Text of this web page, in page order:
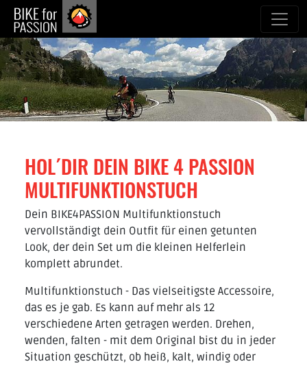
zum Inhalt
HOL´DIR DEIN BIKE 4 PASSION
MULTIFUNKTIONSTUCH
Dein BIKE4PASSION Multifunktionstuch
vervollständigt dein Outfit für einen getunten
Look, der dein Set um die kleinen Helferlein
komplett abrundet.
Multifunktionstuch - Das vielseitigste Accessoire,
das es je gab. Es kann auf mehr als 12
verschiedene Arten getragen werden. Drehen,
wenden, falten - mit dem Original bist du in jeder
Situation geschützt, ob heiß, kalt, windig oder